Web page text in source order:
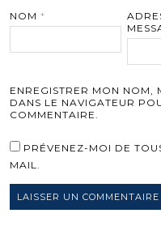
NOM *
ENREGISTRER MON NOM,
DANS LE NAVIGATEUR
COMMENTAIRE.
PRÉVENEZ-MOI DE
MAIL.